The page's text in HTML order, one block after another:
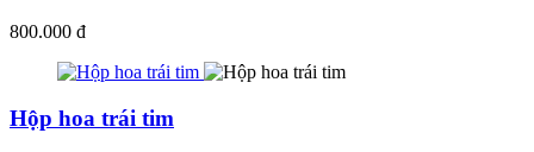
800.000 đ
Hộp hoa trái tim